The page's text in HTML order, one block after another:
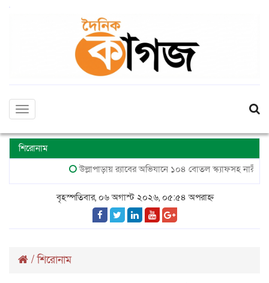
Toggle
শিরোনাম
উল্লাপাড়ায় র‌্যাবের অভিযানে ১০৪ বোতল স্ক্যাফসহ নারী মাদক
বৃহস্পতিবার, ০৬ অগাস্ট ২০২৬, ০৫:৫৪ অপরাহ্ন
/শিরোনাম